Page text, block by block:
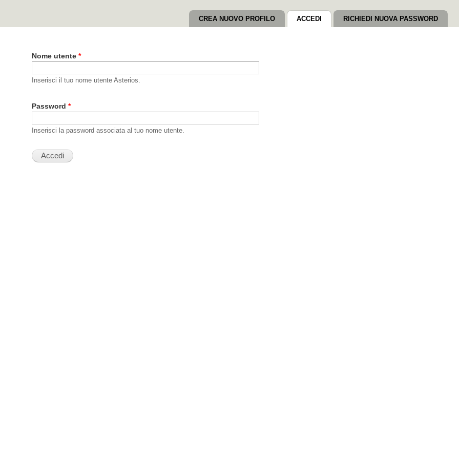
principale
CREA NUOVO PROFILO ACCEDI (SCHEDA ATTIVA)
RICHIEDI NUOVA PASSWORD
Nome utente *
Inserisci il tuo nome utente Asterios.
Password *
Inserisci la password associata al tuo nome utente.